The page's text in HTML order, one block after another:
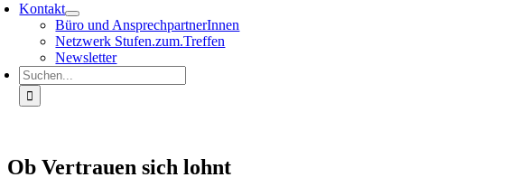
Kontakt
Büro und AnsprechpartnerInnen
Netzwerk Stufen.zum.Treffen
Newsletter
Suche
nach:
Ob Vertrauen sich lohnt